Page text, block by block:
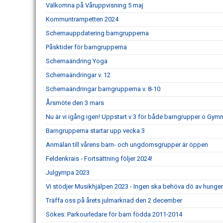
Välkomna på Våruppvisning 5 maj
Kommuntrampetten 2024
Schemauppdatering barngrupperna
Påsktider för barngrupperna
Schemaändring Yoga
Schemaändringar v. 12
Schemaändringar barngrupperna v. 8-10
Årsmöte den 3 mars
Nu är vi igång igen! Uppstart v 3 för både barngrupper o
Barngrupperna startar upp vecka 3
Anmälan till vårens barn- och ungdomsgrupper är öppen
Feldenkrais - Fortsättning följer 2024!
Julgympa 2023
Vi stödjer Musikhjälpen 2023 - Ingen ska behöva dö av
Träffa oss på årets julmarknad den 2 december
Sökes: Parkourledare för barn födda 2011-2014